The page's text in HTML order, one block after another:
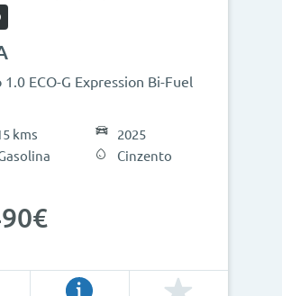
1.0 ECO-G Expression Bi-Fuel
kms
2025
Cinzento